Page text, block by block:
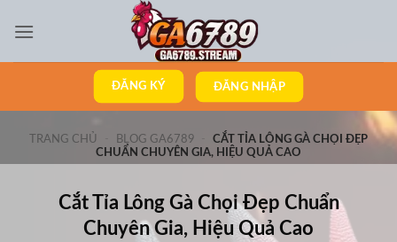
qua
ĐĂNG KÝ ĐĂNG NHẬP
TRANG CHỦ BLOG GA6789
CẮT TỈA LÔNG GÀ CHỌI ĐẸP
CHUẨN CHUYÊN GIA, HIỆU QUẢ CAO
Cắt Tỉa Lông Gà Chọi Đẹp Chuẩn
Chuyên Gia, Hiệu Quả Cao